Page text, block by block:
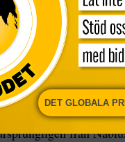
regeringen
ser ut att få
varit pådrivande i
och så sent som
som kastade
barn i
från
DET GLOBALA